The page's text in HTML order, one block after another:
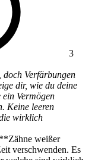
3
doch Verfärbungen
dir, wie du deine
Vermögen
Keine leeren
wirklich
weißer
verschwenden. Es